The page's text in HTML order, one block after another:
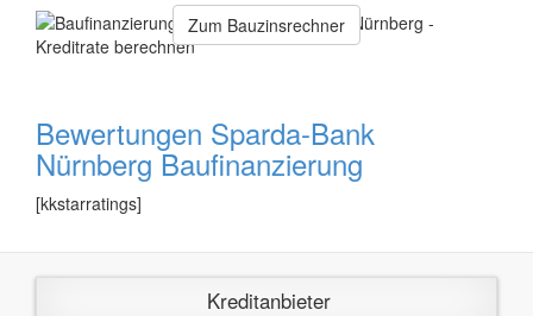
Zum Bauzinsrechner
Bewertungen Sparda-Bank
Nürnberg Baufinanzierung
[kkstarratings]
Kreditanbieter